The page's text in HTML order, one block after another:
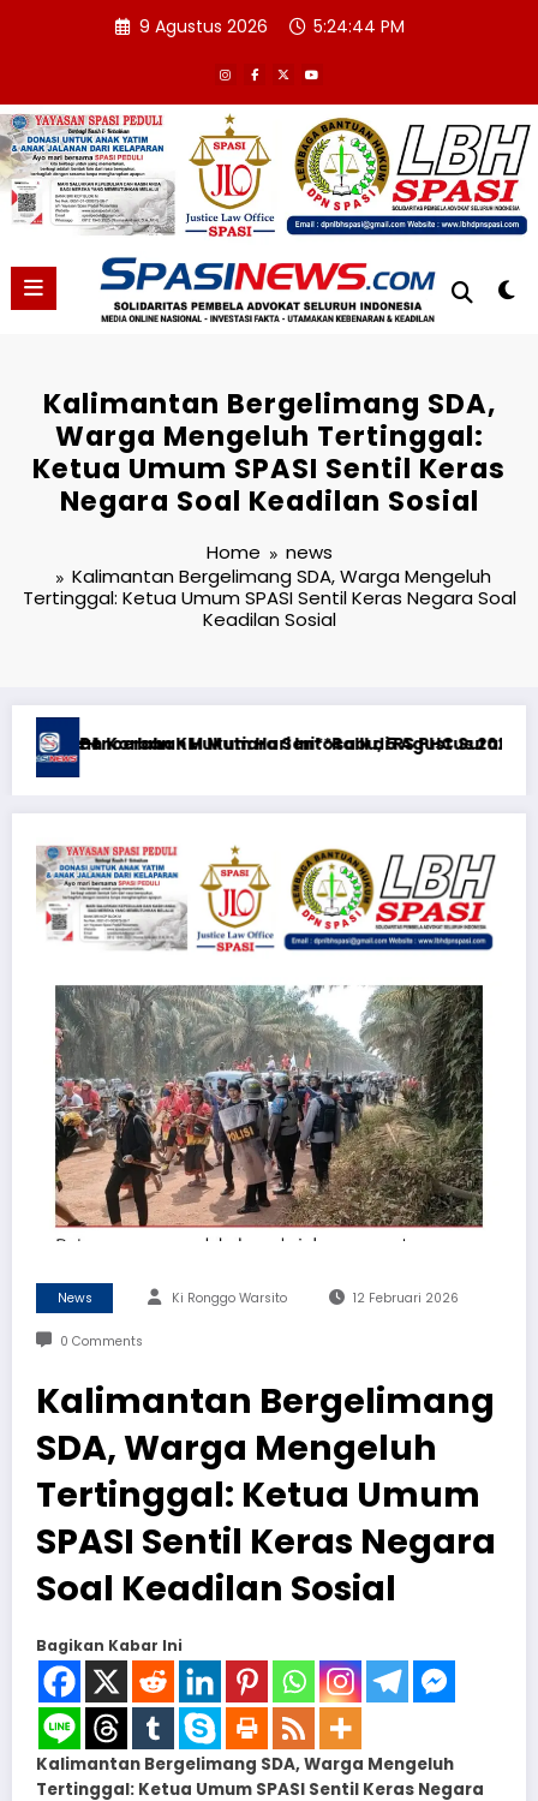
9 Agustus 2026 5:24:45 PM
Kalimantan Bergelimang SDA,
Warga Mengeluh Tertinggal:
Ketua Umum SPASI Sentil Keras
Negara Soal Keadilan Sosial
Home
news
Kalimantan Bergelimang SDA, Warga Mengeluh
Tertinggal: Ketua Umum SPASI Sentil Keras Negara Soal
Keadilan Sosial
MEMBERI NAFKAH PASCA-PERCERAIAN
RTP açıqlığı: Mostbet real oyun statistikası ilə
News Ki Ronggo Warsito 12 Februari 2026
0 Comments
Kalimantan Bergelimang
SDA, Warga Mengeluh
Tertinggal: Ketua Umum
SPASI Sentil Keras Negara
Soal Keadilan Sosial
Bagikan Kabar Ini
Kalimantan Bergelimang SDA, Warga Mengeluh
Tertinggal: Ketua Umum SPASI Sentil Keras Negara